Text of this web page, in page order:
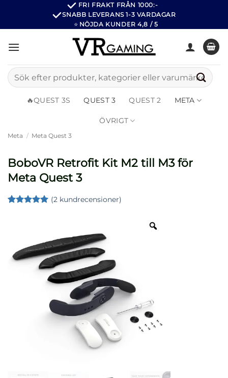
innehåll
FRI FRAKT FRÅN 1000:-
SNABB LEVERANS 1-3 VARDAGAR
⭐ NÖJDA KUNDER 4,8 / 5
Sök
efter:
🔥QUEST 3S
QUEST 3 QUEST 2 META
ÖVRIGT
Meta / Meta Quest 3
BoboVR Retrofit Kit M2 till M3 för
Meta Quest 3
(2kundrecensioner)